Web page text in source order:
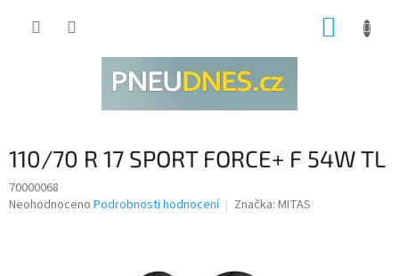
110/70 R 17 SPORT FORCE+ F 54W TL
70000068
Průměrné
Neohodnoceno Podrobnosti hodnocení Značka: MITAS